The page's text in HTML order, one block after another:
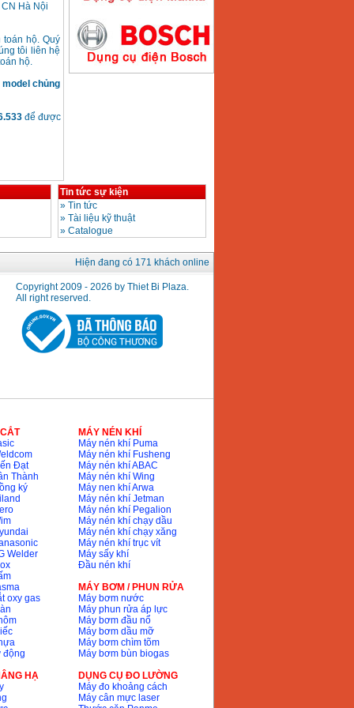
Hà Nội
hộ. Quý
tôi liên hệ
hộ.
chủng
để được
Máy hàn que điện tử
Hồng ký HK200E
Máy bơm nước
Giá:5750000 VND
Tin tức sự kiện
» Tin tức
» Tài liệu kỹ thuật
» Catalogue
Hiện đang có 171 khách online
Copyright 2009 - 2026 by Thiet Bi Plaza.
All right reserved.
Đạt
Thành
ký
Welder
oxy gas
động
HẠ
MÁY NÉN KHÍ
Máy nén khí Puma
Máy nén khí Fusheng
Máy nén khí ABAC
Máy nén khí Wing
Máy nen khí Arwa
Máy nén khí Jetman
Máy nén khí Pegalion
Máy nén khí chạy dầu
Máy nén khí chạy xăng
Máy nén khí trục vít
Máy sấy khí
Đầu nén khí
MÁY BƠM / PHUN RỬA
Máy bơm nước
Máy phun rửa áp lực
Máy bơm đầu nổ
Máy bơm dầu mỡ
Máy bơm chìm tõm
Máy bơm bùn biogas
DỤNG CỤ ĐO LƯỜNG
Máy đo khoảng cách
Máy cân mực laser